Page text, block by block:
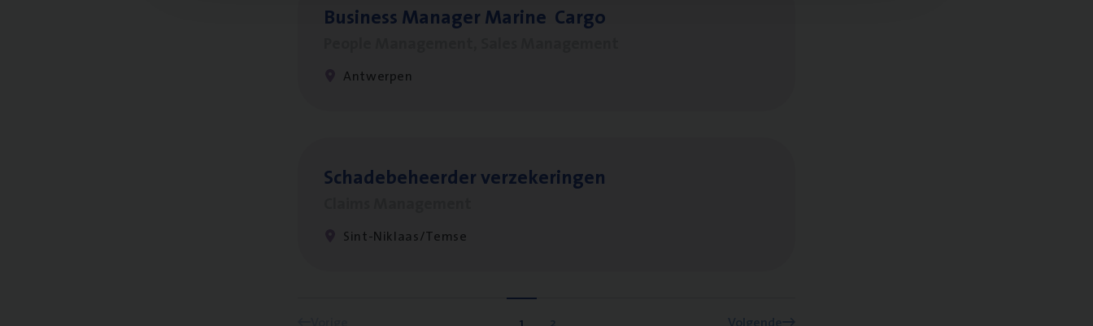
Busi­ness Mana­ger Mari­ne Cargo
Antwerpen
Scha­de­be­heer­der verzekeringen
Sint-Niklaas/Temse